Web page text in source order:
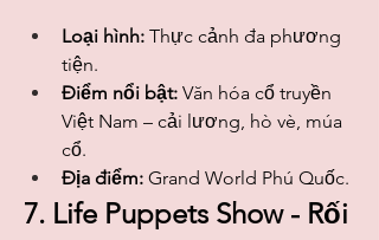
Loại hình: Thực cảnh đa phương
tiện.
Điểm nổi bật: Văn hóa cổ truyền
Việt Nam – cải lương, hò vè, múa
cổ.
Địa điểm: Grand World Phú Quốc.
7. Life Puppets Show - Rối